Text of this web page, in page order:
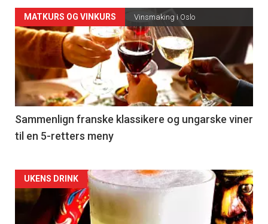
Forsiden
akkurat
nå
-
5
MATKURS OG VINKURS Vinsmaking i Oslo
Sammenlign franske klassikere og ungarske viner
til en 5-retters meny
Forsiden
akkurat
UKENS DRINK